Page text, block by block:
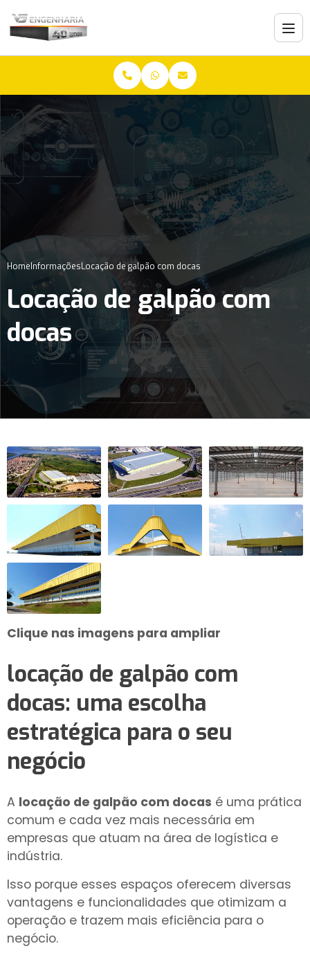
HomeInformaçõesLocação de galpão com docas
Locação de galpão com
docas
Clique nas imagens para ampliar
locação de galpão com
docas: uma escolha
estratégica para o seu
negócio
A locação de galpão com docas é uma prática
comum e cada vez mais necessária em
empresas que atuam na área de logística e
indústria.
Isso porque esses espaços oferecem diversas
vantagens e funcionalidades que otimizam a
operação e trazem mais eficiência para o
negócio.